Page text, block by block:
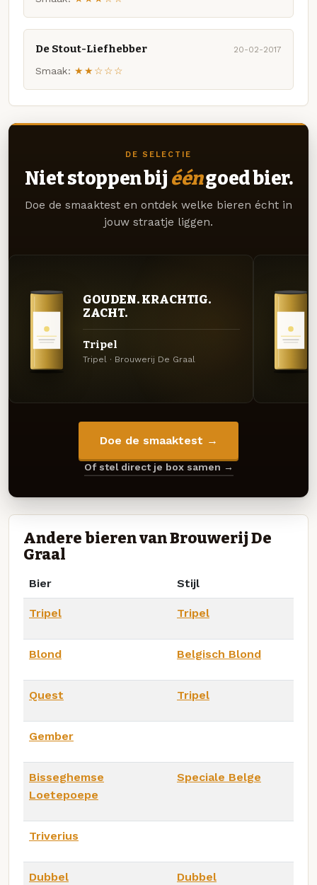
De Stout-Liefhebber 20-02-2017
Smaak: ★★☆☆☆
DE SELECTIE
Niet stoppen bij ééngoed bier.
Doe de smaaktest en ontdek welke bieren écht in
jouw straatje liggen.
GOUDEN. KRACHTIG.
ZACHT.
Tripel
Tripel · Brouwerij De Graal
Doe de smaaktest →
Of stel direct je box samen →
Andere bieren van Brouwerij De
Graal
Bier Stijl
Tripel Tripel
Blond Belgisch Blond
Quest Tripel
Gember
Bisseghemse
Loetepoepe
Speciale Belge
Triverius
Dubbel Dubbel